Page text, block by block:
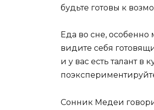
будьте готовы к
Еда во сне,
видите себя
и у вас есть талант в
Сонник Медеи